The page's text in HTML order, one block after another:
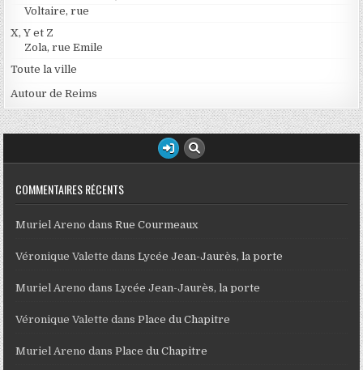
Voltaire, rue
X, Y et Z
Zola, rue Emile
Toute la ville
Autour de Reims
COMMENTAIRES RÉCENTS
Muriel Areno dansRue Courmeaux
Véronique Valette dansLycée Jean-Jaurès, la porte
Muriel Areno dansLycée Jean-Jaurès, la porte
Véronique Valette dansPlace du Chapitre
Muriel Areno dansPlace du Chapitre